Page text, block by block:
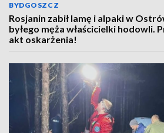
BYDGOSZCZ
Rosjanin zabił lamę i alpaki w
byłego męża właścicielki hodowli.
akt oskarżenia!